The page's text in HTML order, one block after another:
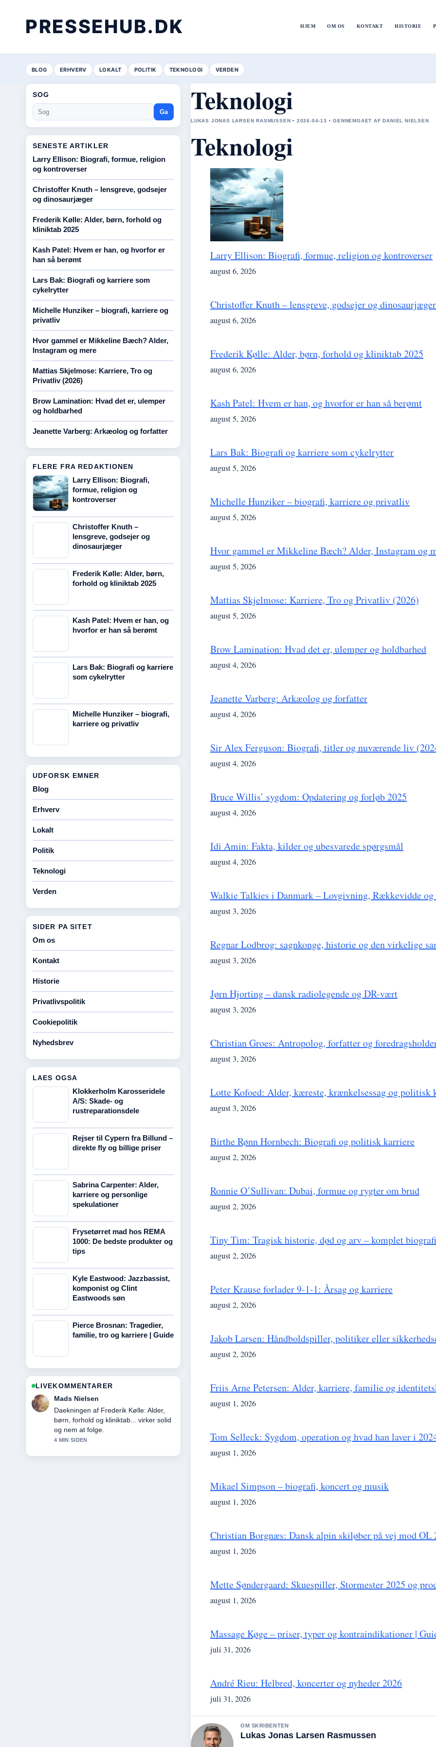
PRESSEHUB.DK HJEM OM OS KONTAKT HISTORIE
BLOG ERHVERV LOKALT POLITIK TEKNOLOGI VERDEN
Teknologi
LUKAS JONAS LARSEN RASMUSSEN • 2026-04-13 • GENNEMGAET AF DANIEL NIELSEN
Teknologi
Larry Ellison: Biografi, formue, religion og kontroverser
august 6, 2026
Christoffer Knuth – lensgreve, godsejer og dinosaurjæger
august 6, 2026
Frederik Kølle: Alder, børn, forhold og kliniktab 2025
august 6, 2026
Kash Patel: Hvem er han, og hvorfor er han så berømt
august 5, 2026
Lars Bak: Biografi og karriere som cykelrytter
august 5, 2026
Michelle Hunziker – biografi, karriere og privatliv
august 5, 2026
Hvor gammel er Mikkeline Bæch? Alder, Instagram og
august 5, 2026
Mattias Skjelmose: Karriere, Tro og Privatliv (2026)
august 5, 2026
Brow Lamination: Hvad det er, ulemper og holdbarhed
august 4, 2026
Jeanette Varberg: Arkæolog og forfatter
august 4, 2026
Sir Alex Ferguson: Biografi, titler og nuværende liv
august 4, 2026
Bruce Willis’ sygdom: Opdatering og forløb 2025
august 4, 2026
Idi Amin: Fakta, kilder og ubesvarede spørgsmål
august 4, 2026
Walkie Talkies i Danmark – Lovgivning, Rækkevidde og
august 3, 2026
Regnar Lodbrog: sagnkonge, historie og den virkelige
august 3, 2026
Jørn Hjorting – dansk radiolegende og DR-vært
august 3, 2026
Christian Groes: Antropolog, forfatter og
august 3, 2026
Lotte Kofoed: Alder, kæreste, krænkelsessag og politisk
august 3, 2026
Birthe Rønn Hornbech: Biografi og politisk karriere
august 2, 2026
Ronnie O’Sullivan: Dubai, formue og rygter om brud
august 2, 2026
Tiny Tim: Tragisk historie, død og arv – komplet biografi
august 2, 2026
Peter Krause forlader 9-1-1: Årsag og karriere
august 2, 2026
Jakob Larsen: Håndboldspiller, politiker eller
august 2, 2026
Friis Arne Petersen: Alder, karriere, familie og
august 1, 2026
Tom Selleck: Sygdom, operation og hvad han laver i
august 1, 2026
Mikael Simpson – biografi, koncert og musik
august 1, 2026
Christian Borgnæs: Dansk alpin skiløber på vej mod OL
august 1, 2026
Mette Søndergaard: Skuespiller, Stormester 2025 og
august 1, 2026
Massage Køge – priser, typer og kontraindikationer |
juli 31, 2026
André Rieu: Helbred, koncerter og nyheder 2026
juli 31, 2026
OM SKRIBENTEN
Lukas Jonas Larsen Rasmussen
SOG
Ga
SENESTE ARTIKLER
Larry Ellison: Biografi, formue, religion
og kontroverser
Christoffer Knuth – lensgreve, godsejer
og dinosaurjæger
Frederik Kølle: Alder, børn, forhold og
kliniktab 2025
Kash Patel: Hvem er han, og hvorfor er
han så berømt
Lars Bak: Biografi og karriere som
cykelrytter
Michelle Hunziker – biografi, karriere og
privatliv
Hvor gammel er Mikkeline Bæch? Alder,
Instagram og mere
Mattias Skjelmose: Karriere, Tro og
Privatliv (2026)
Brow Lamination: Hvad det er, ulemper
og holdbarhed
Jeanette Varberg: Arkæolog og forfatter
FLERE FRA REDAKTIONEN
Larry Ellison: Biografi,
formue, religion og
kontroverser
Christoffer Knuth –
lensgreve, godsejer og
dinosaurjæger
Frederik Kølle: Alder, børn,
forhold og kliniktab 2025
Kash Patel: Hvem er han, og
hvorfor er han så berømt
Lars Bak: Biografi og karriere
som cykelrytter
Michelle Hunziker – biografi,
karriere og privatliv
UDFORSK EMNER
Blog
Erhverv
Lokalt
Politik
Teknologi
Verden
SIDER PA SITET
Om os
Kontakt
Historie
Privatlivspolitik
Cookiepolitik
Nyhedsbrev
LAES OGSA
Klokkerholm Karosseridele
A/S: Skade- og
rustreparationsdele
Rejser til Cypern fra Billund –
direkte fly og billige priser
Sabrina Carpenter: Alder,
karriere og personlige
spekulationer
Frysetørret mad hos REMA
1000: De bedste produkter og
tips
Kyle Eastwood: Jazzbassist,
komponist og Clint
Eastwoods søn
Pierce Brosnan: Tragedier,
familie, tro og karriere | Guide
LIVEKOMMENTARER
Sofie Holm
Starkt verificeringsarbejde omkring
Larry Ellison: Biografi, formue, religion
og kontroverser. Flere medier burde
skrive pa denne made.